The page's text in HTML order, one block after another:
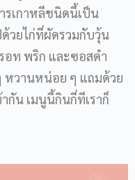
รเกาหลีชนิดนี้เป็น
วยไก่ที่ผัดรวมกับวุ้น
อท พริก และซอสดำ
หวานหน่อย ๆ แถมด้วย
กัน เมนูนี้กินกี่ทีเราก็